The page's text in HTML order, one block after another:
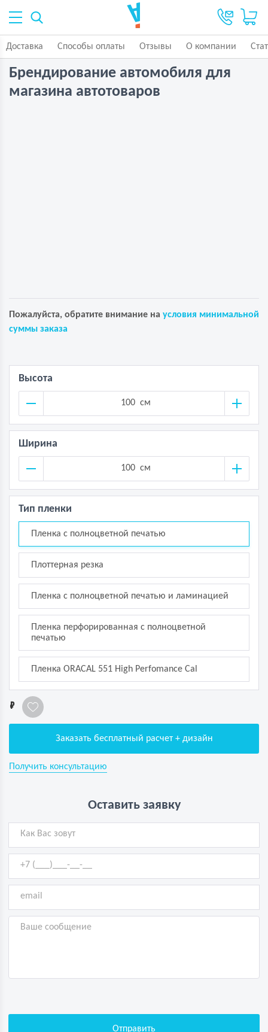
Доставка Способы оплаты Отзывы О компании
Брендирование автомобиля для
магазина автотоваров
Пожалуйста, обратите внимание на условия минимальной
суммы заказа
Высота
см
Ширина
см
Тип пленки
Пленка с полноцветной печатью
Плоттерная резка
Пленка с полноцветной печатью и ламинацией
Пленка перфорированная с полноцветной
печатью
Пленка ORACAL 551 High Perfomance Cal
1
Заказать бесплатный расчет + дизайн
Получить консультацию
Оставить заявку